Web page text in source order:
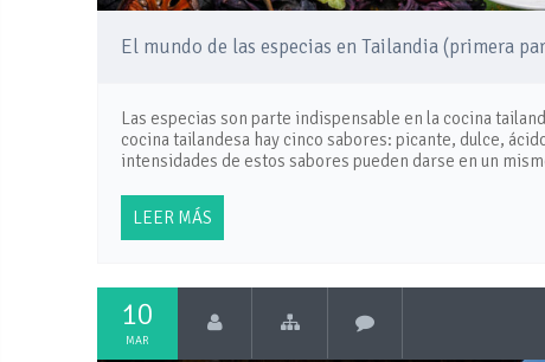
El mundo de las especias en Tailandia (primera
Las especias son parte indispensable en la cocina
cocina tailandesa hay cinco sabores: picante, dulce,
intensidades de estos sabores pueden darse en un
LEER MÁS
10
MAR